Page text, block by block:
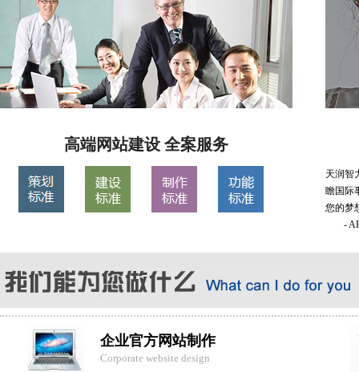
高端网站建设 全案服务
天润智
瞻国际
您的梦
-
企业官方网站制作
Corporate website design